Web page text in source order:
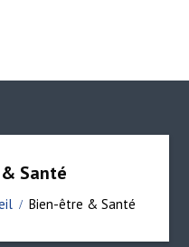
Santé
Bien-être & Santé